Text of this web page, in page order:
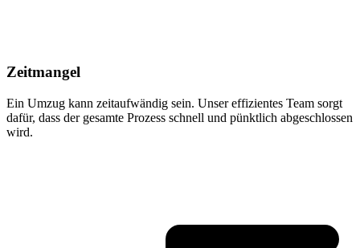
Zeitmangel
Ein Umzug kann zeitaufwändig sein. Unser effizientes Team sorgt
dafür, dass der gesamte Prozess schnell und pünktlich abgeschlossen
wird.